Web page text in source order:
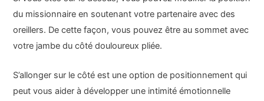
du missionnaire en soutenant votre partenaire avec des
oreillers. De cette façon, vous pouvez être au sommet avec
votre jambe du côté douloureux pliée.
S’allonger sur le côté est une option de positionnement qui
peut vous aider à développer une intimité émotionnelle